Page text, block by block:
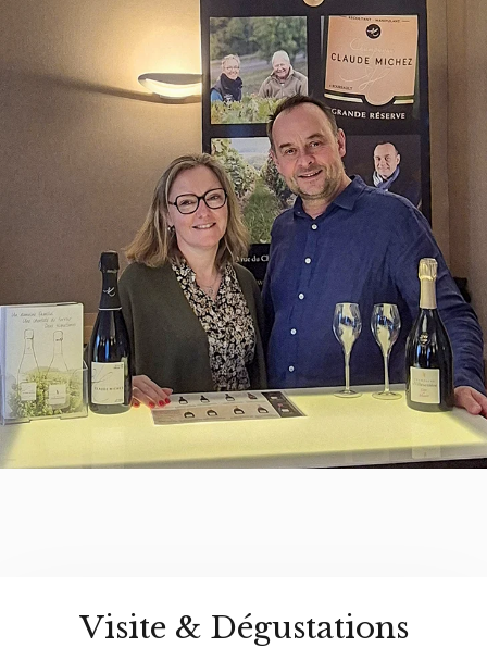
Visite & Dégustations